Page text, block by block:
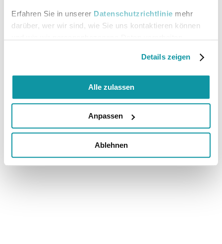
Erfahren Sie in unserer Datenschutzrichtlinie mehr
darüber, wer wir sind, wie Sie uns kontaktieren können
Details zeigen
Alle zulassen
Anpassen
Ablehnen